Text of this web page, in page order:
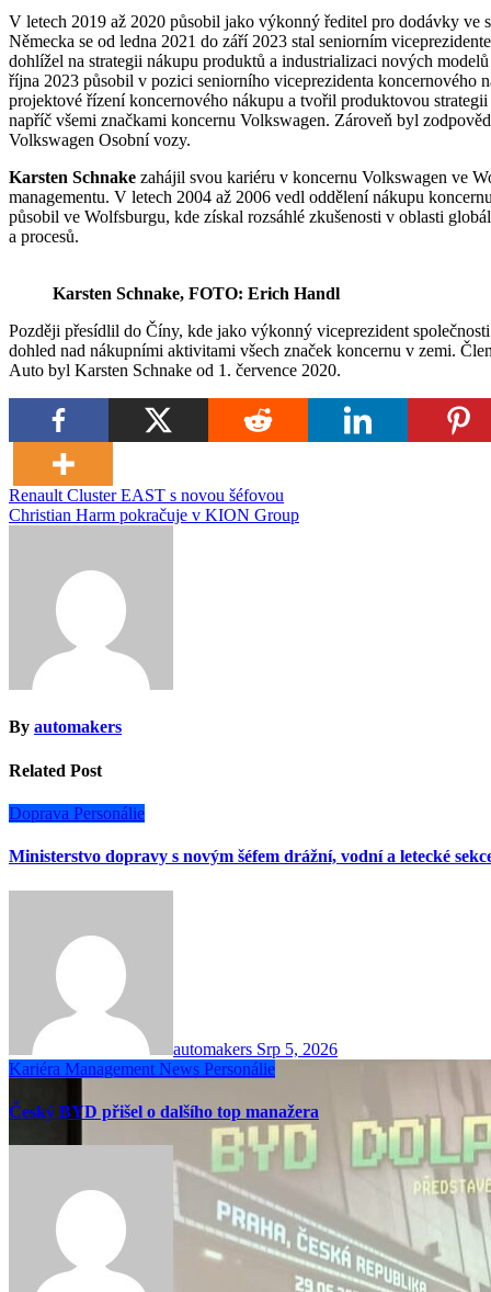
V letech 2019 až 2020 působil jako výkonný ředitel pro dodávky ve
Německa se od ledna 2021 do září 2023 stal seniorním
dohlížel na strategii nákupu produktů a industrializaci nových
října 2023 působil v pozici seniorního viceprezidenta koncernového
projektové řízení koncernového nákupu a tvořil produktovou
napříč všemi značkami koncernu Volkswagen. Zároveň byl
Volkswagen Osobní vozy.
Karsten Schnake zahájil svou kariéru v koncernu Volkswagen ve
managementu. V letech 2004 až 2006 vedl oddělení nákupu
působil ve Wolfsburgu, kde získal rozsáhlé zkušenosti v oblasti
a procesů.
Karsten Schnake, FOTO: Erich Handl
Později přesídlil do Číny, kde jako výkonný viceprezident
dohled nad nákupními aktivitami všech značek koncernu v zemi.
Auto byl Karsten Schnake od 1. července 2020.
Navigace
pro
Renault Cluster EAST s novou šéfovou
Christian Harm pokračuje v KION Group
By automakers
Related Post
Doprava Personálie
Ministerstvo dopravy s novým šéfem drážní, vodní a letecké
automakers Srp 5, 2026
Kariéra Management News Personálie
Český BYD přišel o dalšího top manažera